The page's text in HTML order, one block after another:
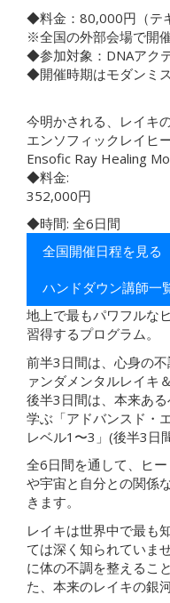
◆料金：80,000円（テ
※全国の外部会場で開
◆参加対象：DNAアク
◆開催時期はモダンミ
今明かされる、レイキ
エンソフィックレイヒ
Ensofic Ray Healing
◆料金:
352,000円
◆時間: 全6日間
全国開催日程を見る
ハンドダウン講師一
地上で最もパワフルな
習得するプログラム。
前半3日間は、心身の
ァンダメンタルレイキ
後半3日間は、本来あ
学ぶ「アドバンスド・
レベル1〜3」(後半3日間
全6日間を通して、ヒ
や宇宙と自分との関係
きます。
レイキは世界中で最も
ては深く知られていま
に体の不調を整えるこ
た、本来のレイキの銀